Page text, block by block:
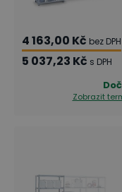
4 163,00 Kč bez DPH
5 037,23 Kč s DPH
Zobrazit